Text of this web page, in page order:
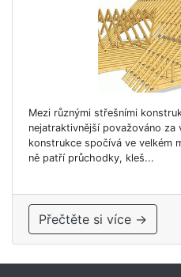
Mezi různými střešními
nejatraktivnější považováno za
konstrukce spočívá ve velkém
ně patří průchodky, kleš...
Přečtěte si více →